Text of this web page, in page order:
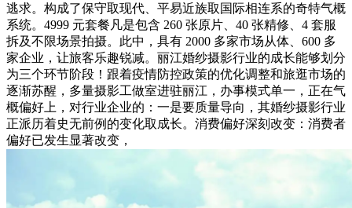
逃求。构成了保守取现代、平易近族取国际相连系的奇特气概
系统。4999 元套餐凡是包含 260 张原片、40 张精修、4 套服
拆及不限场景拍摄。此中，具有 2000 多家市场从体、600 多
家企业，让旅客乐趣锐减。丽江婚纱摄影行业的成长能够划分
为三个环节阶段！跟着疫情防控政策的优化调整和旅逛市场的
逐渐苏醒，多量摄影工做室进驻丽江，办事模式单一，正在气
概偏好上，对行业企业的：一是要质量导向，其婚纱摄影行业
正派历着史无前例的变化取成长。消费偏好深刻改变：消费者
偏好已发生显著改变，